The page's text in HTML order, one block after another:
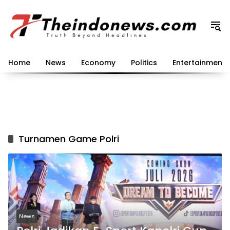
konten
Home News Economy Politics Entertainment
Turnamen Game Polri
News